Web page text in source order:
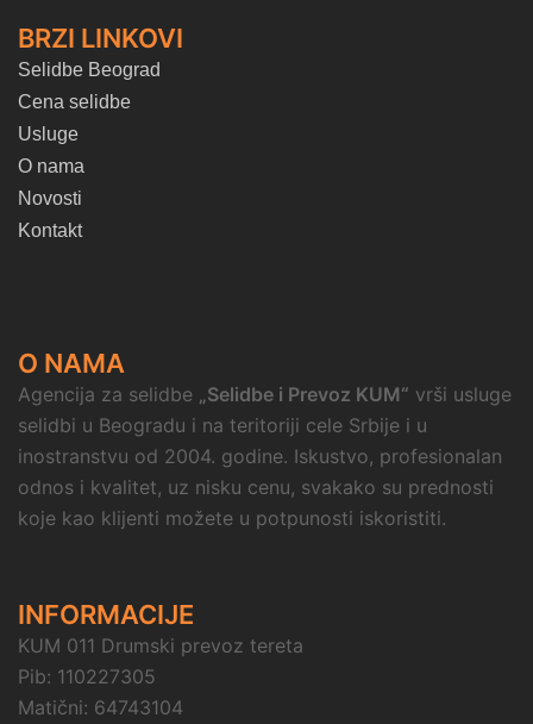
BRZI LINKOVI
Selidbe Beograd
Cena selidbe
Usluge
O nama
Novosti
Kontakt
O NAMA
Agencija za selidbe „Selidbe i Prevoz KUM“ vrši usluge
selidbi u Beogradu i na teritoriji cele Srbije i u
inostranstvu od 2004. godine. Iskustvo, profesionalan
odnos i kvalitet, uz nisku cenu, svakako su prednosti
koje kao klijenti možete u potpunosti iskoristiti.
INFORMACIJE
KUM 011 Drumski prevoz tereta
Pib: 110227305
Matični: 64743104